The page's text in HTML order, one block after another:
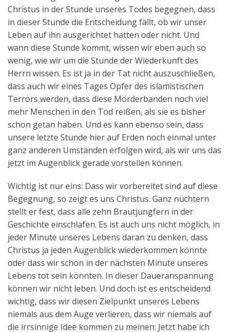
Christus in der Stunde unseres Todes begegnen, dass
in dieser Stunde die Entscheidung fällt, ob wir unser
Leben auf ihn ausgerichtet hatten oder nicht. Und
wann diese Stunde kommt, wissen wir eben auch so
wenig, wie wir um die Stunde der Wiederkunft des
Herrn wissen. Es ist ja in der Tat nicht auszuschließen,
dass auch wir eines Tages Opfer des islamistischen
Terrors werden, dass diese Mörderbanden noch viel
mehr Menschen in den Tod reißen, als sie es bisher
schon getan haben. Und es kann ebenso sein, dass
unsere letzte Stunde hier auf Erden noch einmal unter
ganz anderen Umständen erfolgen wird, als wir uns das
jetzt im Augenblick gerade vorstellen können.
Wichtig ist nur eins: Dass wir vorbereitet sind auf diese
Begegnung, so zeigt es uns Christus. Ganz nüchtern
stellt er fest, dass alle zehn Brautjungfern in der
Geschichte einschlafen. Es ist auch uns nicht möglich, in
jeder Minute unseres Lebens daran zu denken, dass
Christus ja jeden Augenblick wiederkommen könnte
oder dass wir schon in der nächsten Minute unseres
Lebens tot sein könnten. In dieser Daueranspannung
können wir nicht leben. Und doch ist es entscheidend
wichtig, dass wir diesen Zielpunkt unseres Lebens
niemals aus dem Auge verlieren, dass wir niemals auf
die irrsinnige Idee kommen zu meinen: Jetzt habe ich